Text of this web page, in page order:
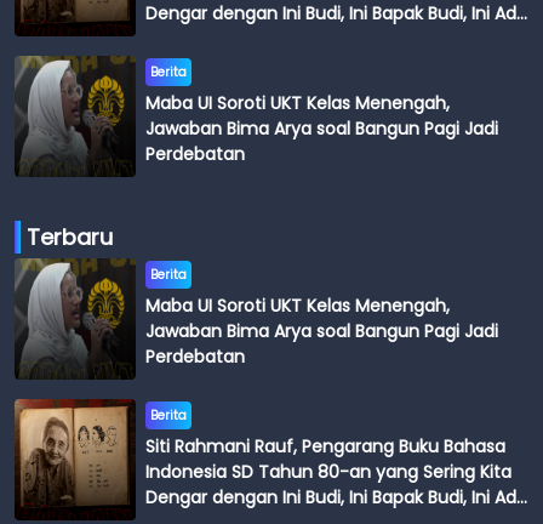
Dengar dengan Ini Budi, Ini Bapak Budi, Ini Adik
Berita
Maba UI Soroti UKT Kelas Menengah,
Jawaban Bima Arya soal Bangun Pagi Jadi
Perdebatan
Terbaru
Berita
Maba UI Soroti UKT Kelas Menengah,
Jawaban Bima Arya soal Bangun Pagi Jadi
Perdebatan
Berita
Siti Rahmani Rauf, Pengarang Buku Bahasa
Indonesia SD Tahun 80-an yang Sering Kita
Dengar dengan Ini Budi, Ini Bapak Budi, Ini Adik